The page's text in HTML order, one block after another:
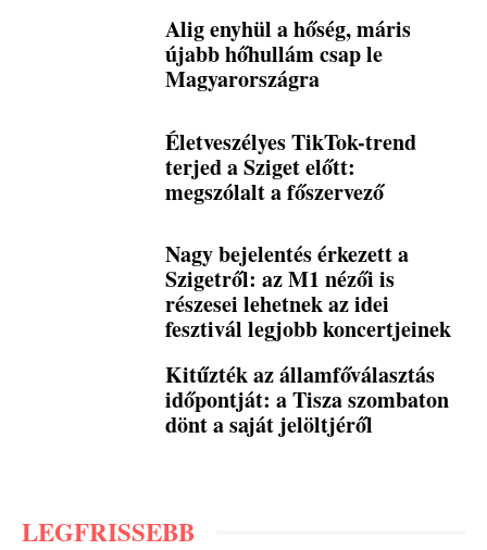
Alig enyhül a hőség, máris
újabb hőhullám csap le
Magyarországra
Életveszélyes TikTok-trend
terjed a Sziget előtt:
megszólalt a főszervező
Nagy bejelentés érkezett a
Szigetről: az M1 nézői is
részesei lehetnek az idei
fesztivál legjobb koncertjeinek
Kitűzték az államfőválasztás
időpontját: a Tisza szombaton
dönt a saját jelöltjéről
LEGFRISSEBB